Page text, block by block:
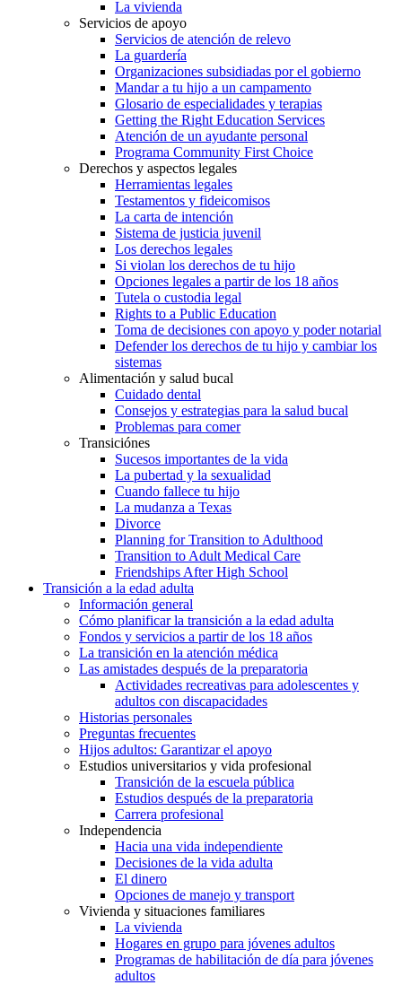
La vivienda
Servicios de apoyo
Servicios de atención de relevo
La guardería
Organizaciones subsidiadas por el gobierno
Mandar a tu hijo a un campamento
Glosario de especialidades y terapias
Getting the Right Education Services
Atención de un ayudante personal
Programa Community First Choice
Derechos y aspectos legales
Herramientas legales
Testamentos y fideicomisos
La carta de intención
Sistema de justicia juvenil
Los derechos legales
Si violan los derechos de tu hijo
Opciones legales a partir de los 18 años
Tutela o custodia legal
Rights to a Public Education
Toma de decisiones con apoyo y poder notarial
Defender los derechos de tu hijo y cambiar los
sistemas
Alimentación y salud bucal
Cuidado dental
Consejos y estrategias para la salud bucal
Problemas para comer
Transiciónes
Sucesos importantes de la vida
La pubertad y la sexualidad
Cuando fallece tu hijo
La mudanza a Texas
Divorce
Planning for Transition to Adulthood
Transition to Adult Medical Care
Friendships After High School
Transición a la edad adulta
Información general
Cómo planificar la transición a la edad adulta
Fondos y servicios a partir de los 18 años
La transición en la atención médica
Las amistades después de la preparatoria
Actividades recreativas para adolescentes y
adultos con discapacidades
Historias personales
Preguntas frecuentes
Hijos adultos: Garantizar el apoyo
Estudios universitarios y vida profesional
Transición de la escuela pública
Estudios después de la preparatoria
Carrera profesional
Independencia
Hacia una vida independiente
Decisiones de la vida adulta
El dinero
Opciones de manejo y transport
Vivienda y situaciones familiares
La vivienda
Hogares en grupo para jóvenes adultos
Programas de habilitación de día para jóvenes
adultos